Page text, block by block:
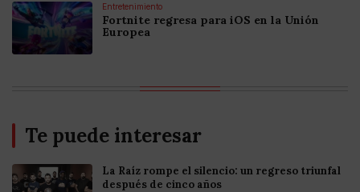
Entretenimiento
Fortnite regresa para iOS en la Unión
Europea
Te puede interesar
La Raíz rompe el silencio: un regreso triunfal
después de cinco años